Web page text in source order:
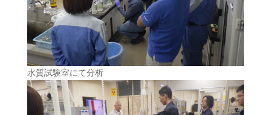
水質試験室にて分析